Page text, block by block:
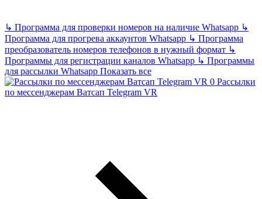
↳ Программа для проверки номеров на наличие Whatsapp ↳
Программа для прогрева аккаунтов Whatsapp ↳ Программа
преобразователь номеров телефонов в нужный формат ↳
Программы для регистрации каналов Whatsapp ↳ Программы
для рассылки Whatsapp Показать все
Рассылки
по мессенджерам Ватсап Telegram VR